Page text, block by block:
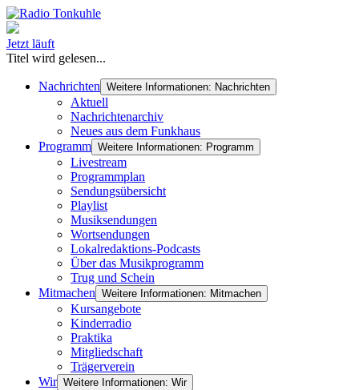
Jetzt läuft
Titel wird gelesen...
Nachrichten Weitere Informationen: Nachrichten
Aktuell
Nachrichtenarchiv
Neues aus dem Funkhaus
Programm Weitere Informationen: Programm
Livestream
Programmplan
Sendungsübersicht
Playlist
Musiksendungen
Wortsendungen
Lokalredaktions-Podcasts
Über das Musikprogramm
Trug und Schein
Mitmachen Weitere Informationen: Mitmachen
Kursangebote
Kinderradio
Praktika
Mitgliedschaft
Trägerverein
Wir Weitere Informationen: Wir